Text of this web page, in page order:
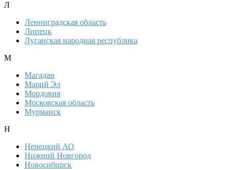
Л
Ленинградская область
Липецк
Луганская народная республика
М
Магадан
Марий Эл
Мордовия
Московская область
Мурманск
Н
Ненецкий АО
Нижний Новгород
Новосибирск